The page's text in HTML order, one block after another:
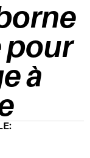
pour
à